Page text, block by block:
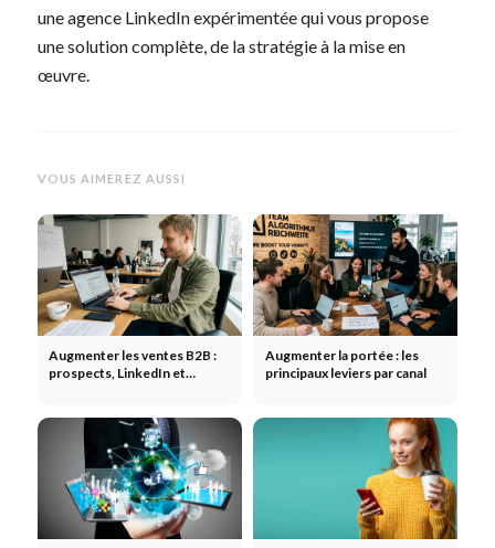
une agence LinkedIn expérimentée qui vous propose
une solution complète, de la stratégie à la mise en
œuvre.
VOUS AIMEREZ AUSSI
Augmenter les ventes B2B :
prospects, LinkedIn et
Augmenter la portée : les
principaux leviers par canal